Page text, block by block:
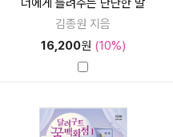
너에게 들려주는 단단한 말
김종원 지음
16,200원 (10%)